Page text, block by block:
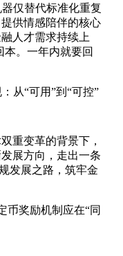
仅替代标准化重复
供情感陪伴的核心
人才需求持续上
。一年内就要回
从“可用”到“可控”
重变革的背景下，
展方向，走出一条
发展之路，筑牢金
币奖励机制应在“同